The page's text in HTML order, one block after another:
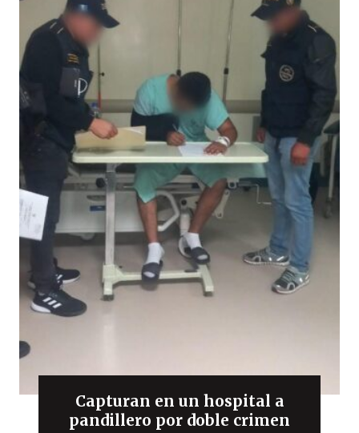
Capturan en un hospital a
pandillero por doble crimen